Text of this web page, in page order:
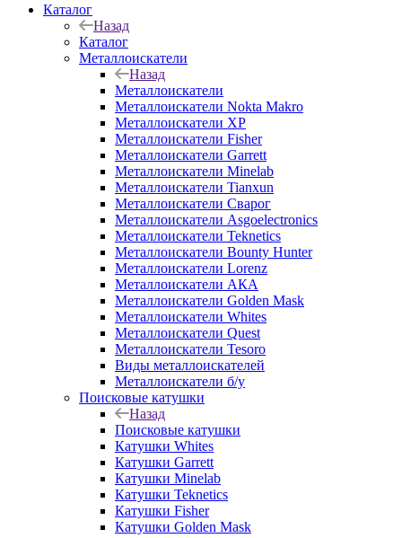
Каталог
Назад
Каталог
Металлоискатели
Назад
Металлоискатели
Металлоискатели Nokta Makro
Металлоискатели XP
Металлоискатели Fisher
Металлоискатели Garrett
Металлоискатели Minelab
Металлоискатели Tianxun
Металлоискатели Сварог
Металлоискатели Asgoelectronics
Металлоискатели Teknetics
Металлоискатели Bounty Hunter
Металлоискатели Lorenz
Металлоискатели АКА
Металлоискатели Golden Mask
Металлоискатели Whites
Металлоискатели Quest
Металлоискатели Tesoro
Виды металлоискателей
Металлоискатели б/у
Поисковые катушки
Назад
Поисковые катушки
Катушки Whites
Катушки Garrett
Катушки Minelab
Катушки Teknetics
Катушки Fisher
Катушки Golden Mask